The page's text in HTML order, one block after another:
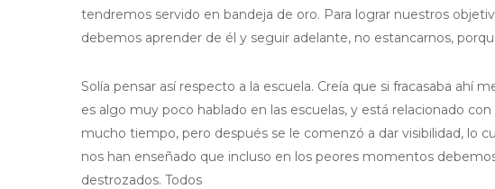
tendremos servido en bandeja de oro. Para lograr nuestros
debemos aprender de él y seguir adelante, no estancarnos,
Solía pensar así respecto a la escuela. Creía que si fracasaba ahí
es algo muy poco hablado en las escuelas, y está relacionado
mucho tiempo, pero después se le comenzó a dar visibilidad, lo
nos han enseñado que incluso en los peores momentos
destrozados. Todos